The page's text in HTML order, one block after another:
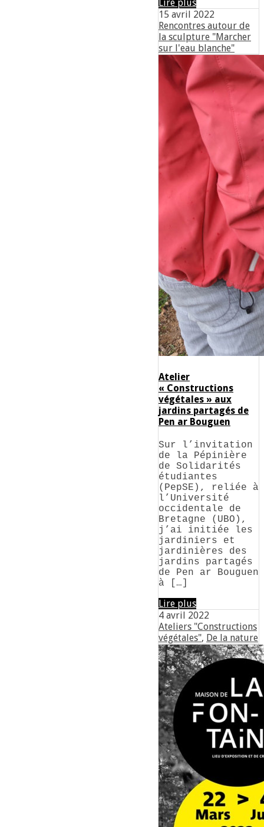
Lire plus
15 avril 2022
Rencontres autour de
la sculpture "Marcher
sur l'eau blanche"
Atelier
« Constructions
végétales » aux
jardins partagés de
Pen ar Bouguen
Sur l’invitation
de la Pépinière
de Solidarités
étudiantes
(PepSE), reliée à
l’Université
occidentale de
Bretagne (UBO),
j’ai initiée les
jardiniers et
jardinières des
jardins partagés
de Pen ar Bouguen
à […]
Lire plus
4 avril 2022
Ateliers "Constructions
végétales", De la nature